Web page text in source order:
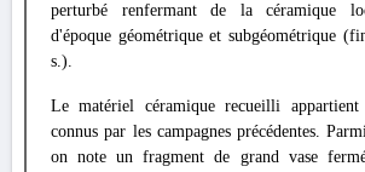
perturbé renfermant de la céramique
d'époque géométrique et subgéométrique
s.).
Le matériel céramique recueilli
connus par les campagnes précédentes.
on note un fragment de grand vase